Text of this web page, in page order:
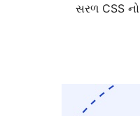
સરળ CSS